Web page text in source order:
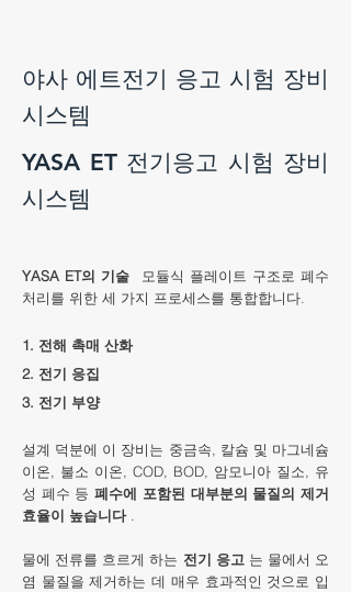
야사 에트전기 응고 시험 장비
시스템
YASA ET 전기응고 시험 장비
시스템
YASA ET의 기술
모듈식 플레이트 구조로 폐수
처리를 위한 세 가지 프로세스를 통합합니다.
1. 전해 촉매 산화
2. 전기 응집
3. 전기 부양
설계 덕분에 이 장비는 중금속, 칼슘 및 마그네슘
이온, 불소 이온, COD, BOD, 암모니아 질소, 유
성 폐수 등폐수에 포함된 대부분의 물질의 제거
효율이 높습니다.
물에 전류를 흐르게 하는 전기 응고 는 물에서 오
염 물질을 제거하는 데 매우 효과적인 것으로 입